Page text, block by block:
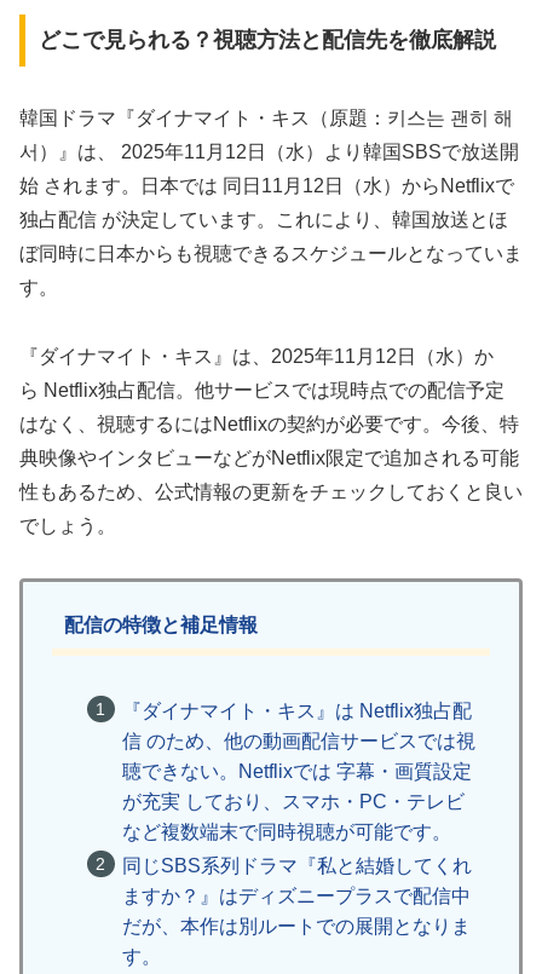
どこで見られる？視聴方法と配信先を徹底解説
韓国ドラマ『ダイナマイト・キス（原題：키스는 괜히 해
서）』は、 2025年11月12日（水）より韓国SBSで放送開
始 されます。日本では 同日11月12日（水）からNetflixで
独占配信 が決定しています。これにより、韓国放送とほ
ぼ同時に日本からも視聴できるスケジュールとなっていま
す。
『ダイナマイト・キス』は、2025年11月12日（水）か
ら Netflix独占配信。他サービスでは現時点での配信予定
はなく、視聴するにはNetflixの契約が必要です。今後、特
典映像やインタビューなどがNetflix限定で追加される可能
性もあるため、公式情報の更新をチェックしておくと良い
でしょう。
配信の特徴と補足情報
『ダイナマイト・キス』は Netflix独占配
信 のため、他の動画配信サービスでは視
聴できない。Netflixでは 字幕・画質設定
が充実 しており、スマホ・PC・テレビ
など複数端末で同時視聴が可能です。
同じSBS系列ドラマ『私と結婚してくれ
ますか？』はディズニープラスで配信中
だが、本作は別ルートでの展開となりま
す。